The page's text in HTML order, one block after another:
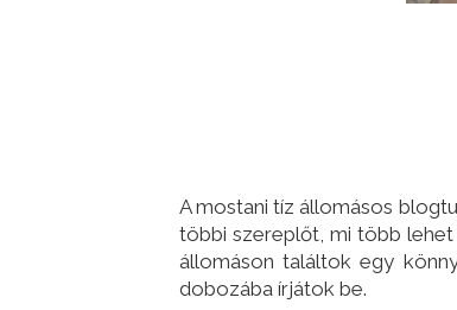
A mostani tíz állomásos
többi szereplőt, mi több
állomáson találtok egy
dobozába írjátok be.